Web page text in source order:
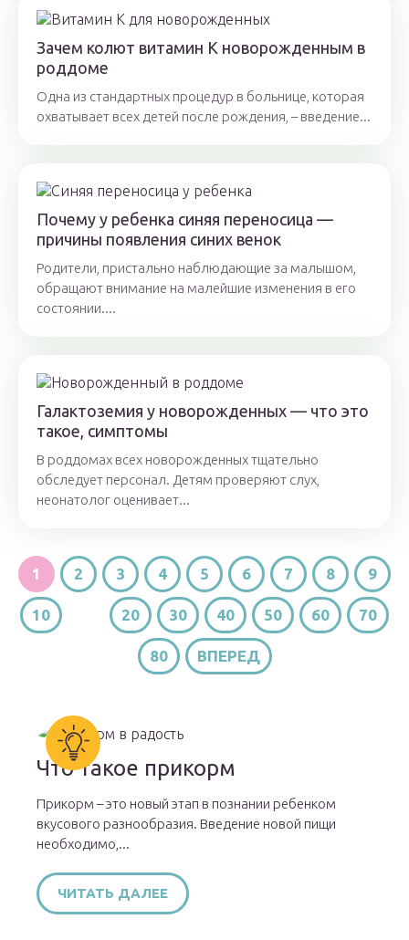
Зачем колют витамин К новорожденным в
роддоме
Одна из стандартных процедур в больнице, которая
охватывает всех детей после рождения, – введение...
Почему у ребенка синяя переносица —
причины появления синих венок
Родители, пристально наблюдающие за малышом,
обращают внимание на малейшие изменения в его
состоянии....
Галактоземия у новорожденных — что это
такое, симптомы
В роддомах всех новорожденных тщательно
обследует персонал. Детям проверяют слух,
неонатолог оценивает...
1 2 3 4 5 6 7 8 9
10 20 30 40 50 60 70
80 ВПЕРЕД
Что такое прикорм
Прикорм – это новый этап в познании ребенком
вкусового разнообразия. Введение новой пищи
необходимо,...
ЧИТАТЬ ДАЛЕЕ